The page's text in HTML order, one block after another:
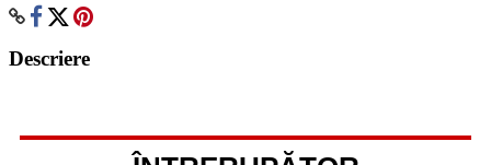
Descriere